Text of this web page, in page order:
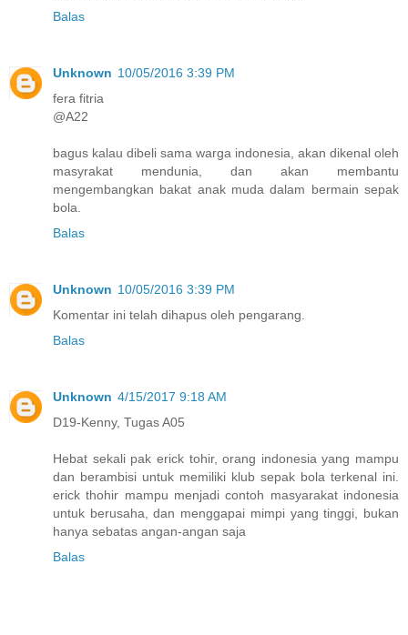
Balas
Unknown 10/05/2016 3:39 PM
fera fitria
@A22
bagus kalau dibeli sama warga indonesia, akan dikenal oleh
masyrakat mendunia, dan akan membantu
mengembangkan bakat anak muda dalam bermain sepak
bola.
Balas
Unknown 10/05/2016 3:39 PM
Komentar ini telah dihapus oleh pengarang.
Balas
Unknown 4/15/2017 9:18 AM
D19-Kenny, Tugas A05
Hebat sekali pak erick tohir, orang indonesia yang mampu
dan berambisi untuk memiliki klub sepak bola terkenal ini.
erick thohir mampu menjadi contoh masyarakat indonesia
untuk berusaha, dan menggapai mimpi yang tinggi, bukan
hanya sebatas angan-angan saja
Balas